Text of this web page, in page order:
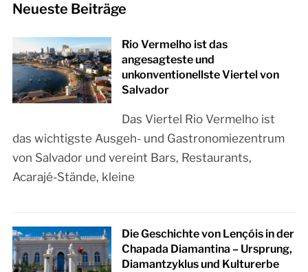
Neueste Beiträge
Rio Vermelho ist das
angesagteste und
unkonventionellste Viertel von
Salvador
Das Viertel Rio Vermelho ist
das wichtigste Ausgeh- und Gastronomiezentrum
von Salvador und vereint Bars, Restaurants,
Acarajé-Stände, kleine
Die Geschichte von Lençóis in der
Chapada Diamantina – Ursprung,
Diamantzyklus und Kulturerbe